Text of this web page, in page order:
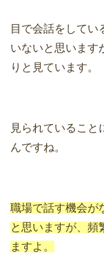
目で会話をしてい
いないと思います
りと見ています。
見られていること
んですね。
職場で話す機会が
と思いますが、頻
ますよ。